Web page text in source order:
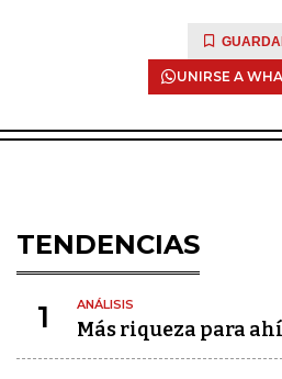
UNIRSE A
TENDENCIAS
1 ANÁLISIS
Más riqueza para